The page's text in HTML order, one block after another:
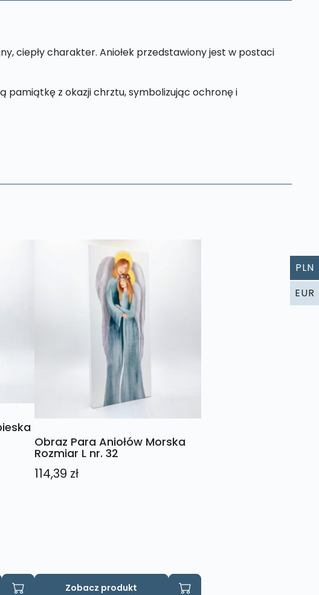
ciepły charakter. Aniołek przedstawiony jest w postaci
pamiątkę z okazji chrztu, symbolizując ochronę i
Obraz Para Aniołów Morska
Rozmiar L nr. 32
114,39 zł
Zobacz produkt
PLN
EUR